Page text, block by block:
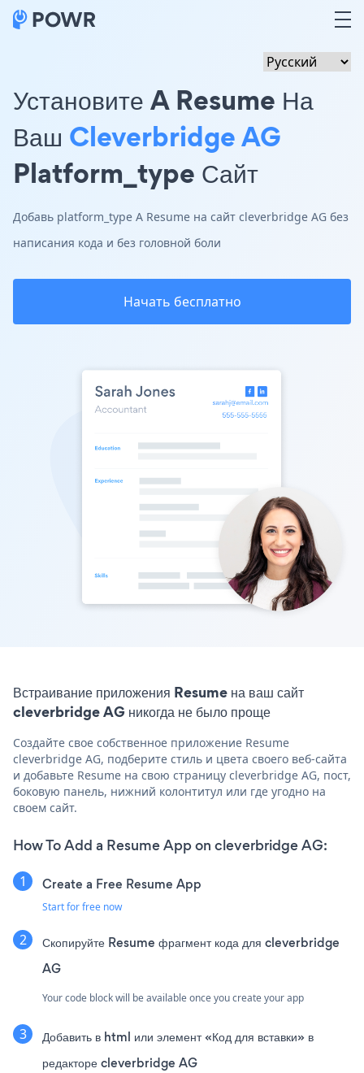
Установите A Resume На
Ваш Cleverbridge AG
Platform_type Сайт
Добавь platform_type A Resume на сайт cleverbridge AG без
написания кода и без головной боли
Начать бесплатно
Встраивание приложения Resume на ваш сайт
cleverbridge AG никогда не было проще
Создайте свое собственное приложение Resume
cleverbridge AG, подберите стиль и цвета своего веб-сайта
и добавьте Resume на свою страницу cleverbridge AG, пост,
боковую панель, нижний колонтитул или где угодно на
своем сайт.
How To Add a Resume App on cleverbridge AG:
Create a Free Resume App
Start for free now
Скопируйте Resume фрагмент кода для cleverbridge
AG
Your code block will be available once you create your app
Добавить в html или элемент «Код для вставки» в
редакторе cleverbridge AG